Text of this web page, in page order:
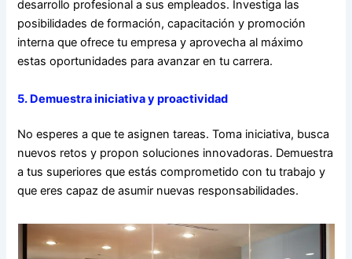
desarrollo profesional a sus empleados. Investiga las
posibilidades de formación, capacitación y promoción
interna que ofrece tu empresa y aprovecha al máximo
estas oportunidades para avanzar en tu carrera.
5. Demuestra iniciativa y proactividad
No esperes a que te asignen tareas. Toma iniciativa, busca
nuevos retos y propon soluciones innovadoras. Demuestra
a tus superiores que estás comprometido con tu trabajo y
que eres capaz de asumir nuevas responsabilidades.